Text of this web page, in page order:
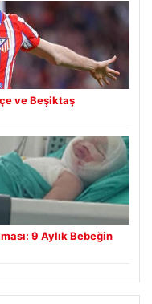
ve Beşiktaş
9 Aylık Bebeğin